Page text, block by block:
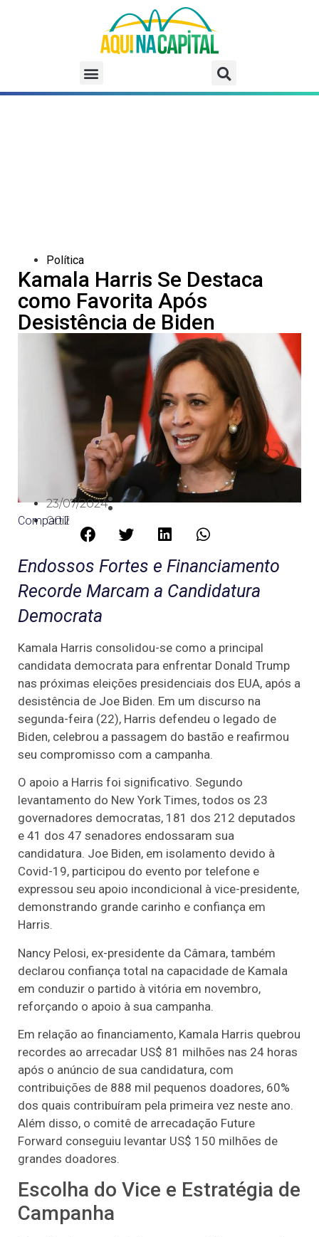
Política
Kamala Harris Se Destaca
como Favorita Após
Desistência de Biden
23/07/2024
00:21
Compartilhe:
Endossos Fortes e Financiamento
Recorde Marcam a Candidatura
Democrata
Kamala Harris consolidou-se como a principal
candidata democrata para enfrentar Donald Trump
nas próximas eleições presidenciais dos EUA, após a
desistência de Joe Biden. Em um discurso na
segunda-feira (22), Harris defendeu o legado de
Biden, celebrou a passagem do bastão e reafirmou
seu compromisso com a campanha.
O apoio a Harris foi significativo. Segundo
levantamento do New York Times, todos os 23
governadores democratas, 181 dos 212 deputados
e 41 dos 47 senadores endossaram sua
candidatura. Joe Biden, em isolamento devido à
Covid-19, participou do evento por telefone e
expressou seu apoio incondicional à vice-presidente,
demonstrando grande carinho e confiança em
Harris.
Nancy Pelosi, ex-presidente da Câmara, também
declarou confiança total na capacidade de Kamala
em conduzir o partido à vitória em novembro,
reforçando o apoio à sua campanha.
Em relação ao financiamento, Kamala Harris quebrou
recordes ao arrecadar US$ 81 milhões nas 24 horas
após o anúncio de sua candidatura, com
contribuições de 888 mil pequenos doadores, 60%
dos quais contribuíram pela primeira vez neste ano.
Além disso, o comitê de arrecadação Future
Forward conseguiu levantar US$ 150 milhões de
grandes doadores.
Escolha do Vice e Estratégia de
Campanha